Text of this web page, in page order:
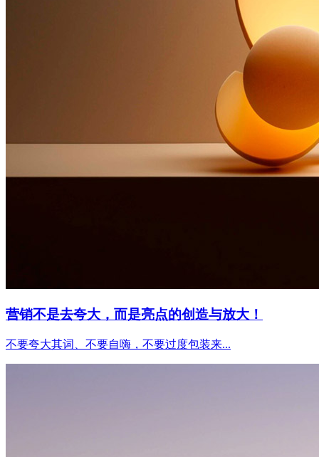
营销不是去夸大，而是亮点的创造与放大！
不要夸大其词、不要自嗨，不要过度包装来...